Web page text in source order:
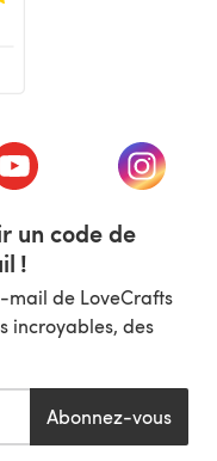
un nouvel onglet)
(s'ouvre dans un(s'ouvre
un code de
!
mail de LoveCrafts
incroyables, des
Abonnez-vous